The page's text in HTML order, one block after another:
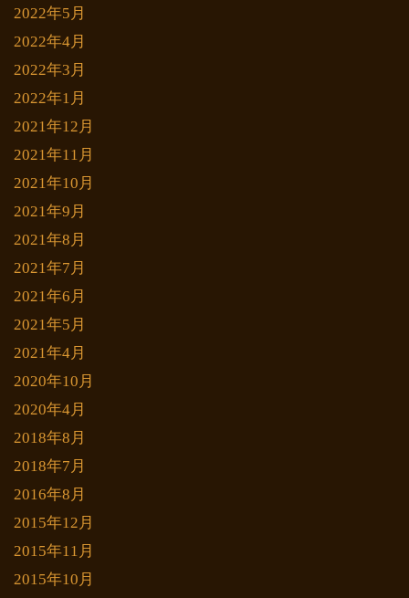
2022年5月
2022年4月
2022年3月
2022年1月
2021年12月
2021年11月
2021年10月
2021年9月
2021年8月
2021年7月
2021年6月
2021年5月
2021年4月
2020年10月
2020年4月
2018年8月
2018年7月
2016年8月
2015年12月
2015年11月
2015年10月